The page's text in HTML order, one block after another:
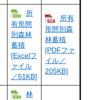
所
有形態
別森林
蓄積
[Excelフ
ァイル
／51KB]
所有
形態別森
林蓄積
[PDFファ
イル／
205KB]
林